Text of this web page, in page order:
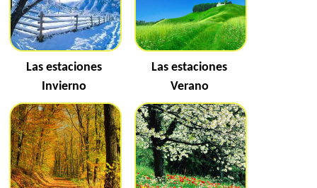
Las estaciones
Invierno
Las estaciones
Verano